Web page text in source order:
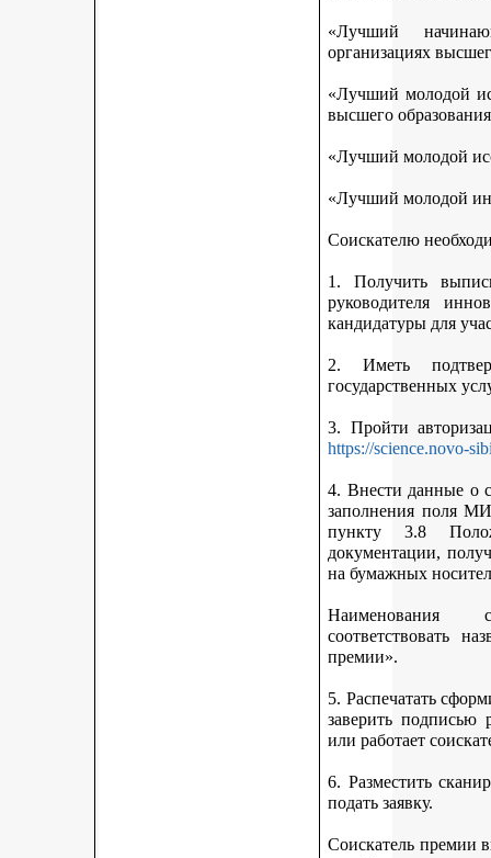
«Лучший
организациях
«Лучший молодой
высшего
«Лучший молодой
«Лучший молодой
Соискателю
1. Получить
руководителя
кандидатуры для
2. Иметь
государственных
3. Пройти
https://science.novo-
4. Внести данные о
заполнения поля
пункту 3.8
документации,
на бумажных
Наименования
соответствовать
премии».
5. Распечатать
заверить подписью
или работает
6. Разместить
подать заявку.
Соискатель премии